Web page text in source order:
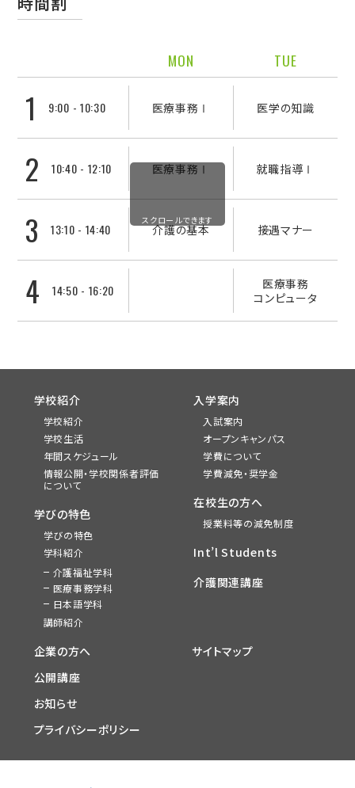
MON TUE
1 9:00 - 10:30 医療事務Ⅰ 医学の知識
2 10:40 - 12:10 医療事務Ⅰ 就職指導Ⅰ
3 13:10 - 14:40 介護の基本 接遇マナー
4 14:50 - 16:20
医療事務
コンピュータ
スクロールできます
学校紹介
学校紹介
学校生活
年間スケジュール
情報公開・学校関係者評価
について
学びの特色
学びの特色
学科紹介
介護福祉学科
医療事務学科
日本語学科
講師紹介
入学案内
入試案内
オープンキャンパス
学費について
学費減免・奨学金
在校生の方へ
授業料等の減免制度
Int’l Students
介護関連講座
企業の方へ
公開講座
お知らせ
プライバシーポリシー
サイトマップ